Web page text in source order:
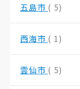
五島市 ( 5)
西海市 ( 1)
雲仙市 ( 5)